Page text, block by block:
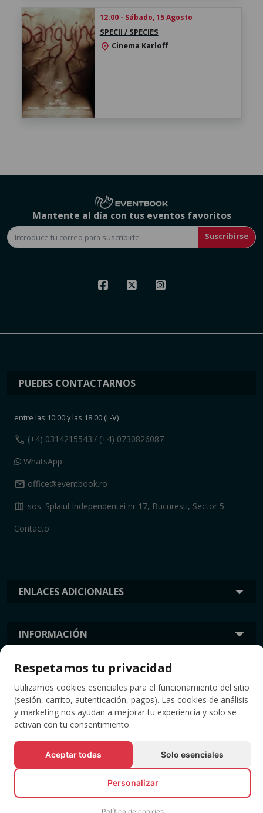
12:00 - Sábado, 15 Agosto
SPECII / SPECIES
location_on Cinema Karloff
Mantente al día con tus eventos favoritos
Suscribirse
ENLACES ADICIONALES
INFORMACIÓN
PUEDES CONTACTARNOS
entre las 10:00 y las 18:00 (L-V)
call (+4) 0314215543 / (+4) 0730826087
WhatsApp
mail office@eventbook.ro
map sos. Splaiul Independentei nr 17, Bucuresti, Sector 5
Contacto
ETIQUETAS
© Todos los derechos reservados EVENTBOOK SRL.
Respetamos tu privacidad
Utilizamos cookies esenciales para el funcionamiento del sitio
(sesión, carrito, autenticación, pagos). Las cookies de análisis
y marketing nos ayudan a mejorar tu experiencia y solo se
activan con tu consentimiento.
Aceptar todas Solo esenciales
Personalizar